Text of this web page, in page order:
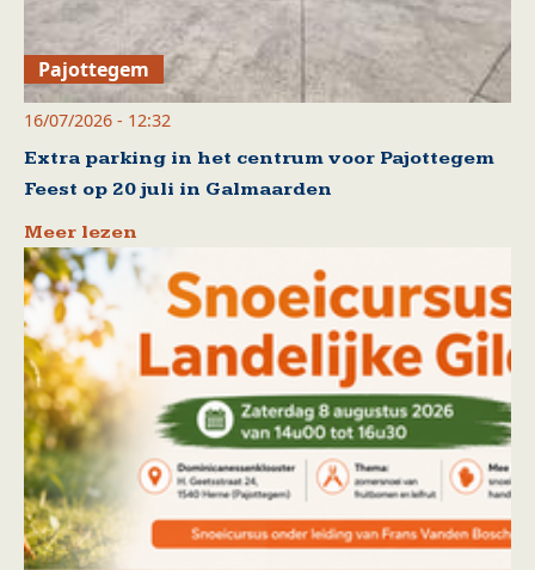
Pajottegem
16/07/2026 - 12:32
Extra parking in het centrum voor Pajottegem
Feest op 20 juli in Galmaarden
Meer lezen